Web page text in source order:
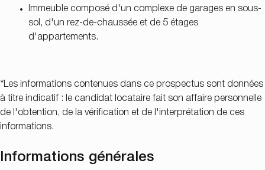
Immeuble composé d'un complexe de garages en sous-
sol, d'un rez-de-chaussée et de 5 étages
d'appartements.
*Les informations contenues dans ce prospectus sont données
à titre indicatif : le candidat locataire fait son affaire personnelle
de l'obtention, de la vérification et de l'interprétation de ces
informations.
Informations générales